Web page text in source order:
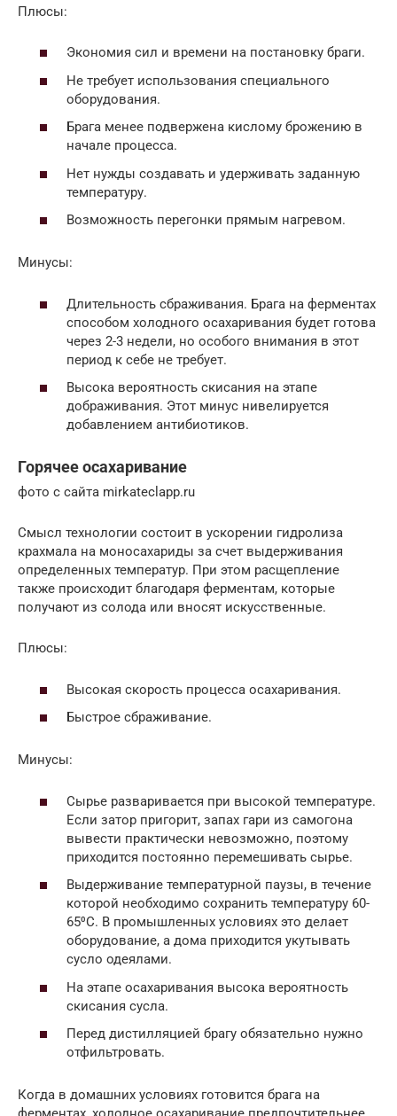
Плюсы:
Экономия сил и времени на постановку браги.
Не требует использования специального
оборудования.
Брага менее подвержена кислому брожению в
начале процесса.
Нет нужды создавать и удерживать заданную
температуру.
Возможность перегонки прямым нагревом.
Минусы:
Длительность сбраживания. Брага на ферментах
способом холодного осахаривания будет готова
через 2-3 недели, но особого внимания в этот
период к себе не требует.
Высока вероятность скисания на этапе
дображивания. Этот минус нивелируется
добавлением антибиотиков.
Горячее осахаривание
фото с сайта mirkateclapp.ru
Смысл технологии состоит в ускорении гидролиза
крахмала на моносахариды за счет выдерживания
определенных температур. При этом расщепление
также происходит благодаря ферментам, которые
получают из солода или вносят искусственные.
Плюсы:
Высокая скорость процесса осахаривания.
Быстрое сбраживание.
Минусы:
Сырье разваривается при высокой температуре.
Если затор пригорит, запах гари из самогона
вывести практически невозможно, поэтому
приходится постоянно перемешивать сырье.
Выдерживание температурной паузы, в течение
которой необходимо сохранить температуру 60-
65⁰С. В промышленных условиях это делает
оборудование, а дома приходится укутывать
сусло одеялами.
На этапе осахаривания высока вероятность
скисания сусла.
Перед дистилляцией брагу обязательно нужно
отфильтровать.
Когда в домашних условиях готовится брага на